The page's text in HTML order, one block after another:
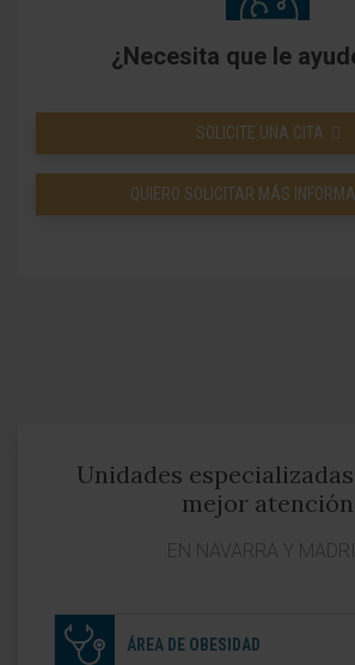
¿Necesita que le
SOLICITE UNA CITA
QUIERO SOLICITAR MÁS
Unidades
mejor atención
EN NAVARRA Y
ÁREA DE OBESIDAD